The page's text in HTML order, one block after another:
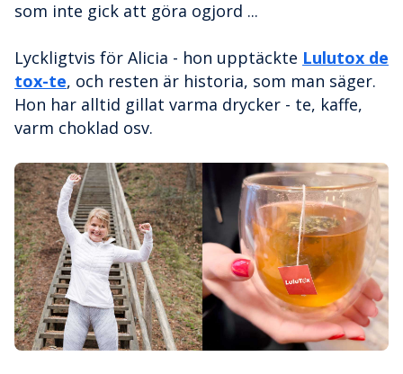
som inte gick att göra ogjord ...
Lyckligtvis för Alicia - hon upptäckte Lulutox de
tox-te, och resten är historia, som man säger.
Hon har alltid gillat varma drycker - te, kaffe,
varm choklad osv.